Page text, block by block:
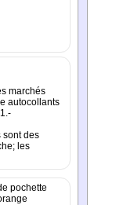
marchés
autocollants
sont des
les
pochette